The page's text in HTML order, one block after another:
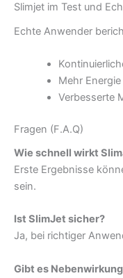
Slimjet im Test und
Echte Anwender
Mehr
Verbesserte
Fragen (F.A.Q)
Wie schnell wirkt
Erste Ergebnisse
sein.
Ist SlimJet sicher?
Ja, bei richtiger
Gibt es